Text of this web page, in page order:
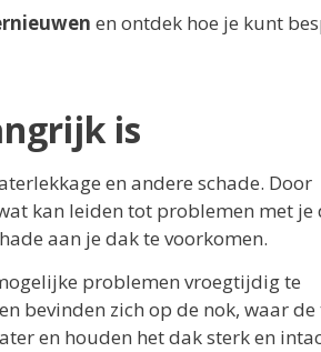
en ontdek hoe je kunt
is
en andere schade. Door
kan leiden tot problemen met je
aan je dak te voorkomen.
problemen vroegtijdig te
bevinden zich op de nok, waar de
en houden het dak sterk en